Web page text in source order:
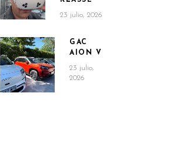
23 julio, 2026
GAC
AION V
23 julio,
2026